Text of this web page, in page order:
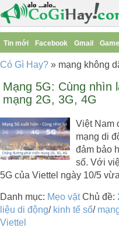
Tin mới Facebook Gmail Game
Có Gì Hay? » mạng không
Mạng 5G: Cùng nhìn
mạng 2G, 3G, 4G
Việt Nam
mạng di
đảm bảo
số. Với
5G của Viettel ngày 10/5
Danh mục: Mẹo vặt Chủ đề:
liệu di động/ kinh tế số/
Viettel